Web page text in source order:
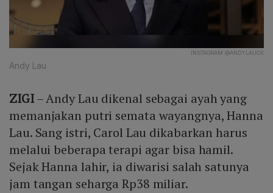
INSTAGRAM @ANDYLAUOX
Andy Lau
ZIGI– Andy Lau dikenal sebagai ayah yang
memanjakan putri semata wayangnya, Hanna
Lau. Sang istri, Carol Lau dikabarkan harus
melalui beberapa terapi agar bisa hamil.
Sejak Hanna lahir, ia diwarisi salah satunya
jam tangan seharga Rp38 miliar.